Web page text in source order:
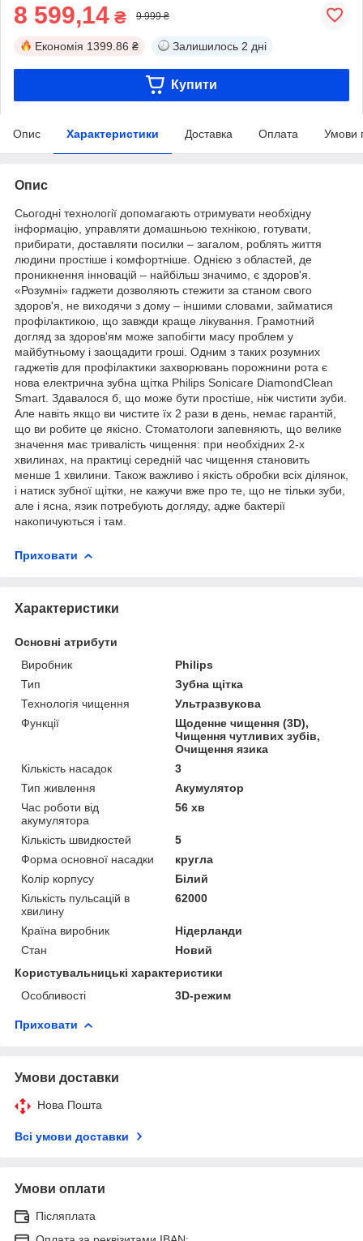
8 599,14 ₴ 9 999 ₴
Економія 1399.86 ₴ Залишилось 2 дні
Купити
Опис Характеристики Доставка Оплата Умови
Опис
Сьогодні технології допомагають отримувати необхідну
інформацію, управляти домашньою технікою, готувати,
прибирати, доставляти посилки – загалом, роблять життя
людини простіше і комфортніше. Однією з областей, де
проникнення інновацій – найбільш значимо, є здоров'я.
«Розумні» гаджети дозволяють стежити за станом свого
здоров'я, не виходячи з дому – іншими словами, займатися
профілактикою, що завжди краще лікування. Грамотний
догляд за здоров'ям може запобігти масу проблем у
майбутньому і заощадити гроші. Одним з таких розумних
гаджетів для профілактики захворювань порожнини рота є
нова електрична зубна щітка Philips Sonicare DiamondClean
Smart. Здавалося б, що може бути простіше, ніж чистити зуби.
Але навіть якщо ви чистите їх 2 рази в день, немає гарантій,
що ви робите це якісно. Стоматологи запевняють, що велике
значення має тривалість чищення: при необхідних 2-х
хвилинах, на практиці середній час чищення становить
менше 1 хвилини. Також важливо і якість обробки всіх ділянок,
і натиск зубної щітки, не кажучи вже про те, що не тільки зуби,
але і ясна, язик потребують догляду, адже бактерії
накопичуються і там.
Приховати
Характеристики
Основні атрибути
Виробник
Philips
Тип
Зубна щітка
Технологія чищення
Ультразвукова
Функції
Щоденне чищення (3D),
Чищення чутливих зубів,
Очищення язика
Кількість насадок
3
Тип живлення
Акумулятор
Час роботи від
акумулятора
56 хв
Кількість швидкостей
5
Форма основної насадки
кругла
Колір корпусу
Білий
Кількість пульсацій в
хвилину
62000
Країна виробник
Нідерланди
Стан
Новий
Користувальницькі характеристики
Особливості
3D-режим
Приховати
Умови доставки
Нова Пошта
Всі умови доставки
Умови оплати
Післяплата